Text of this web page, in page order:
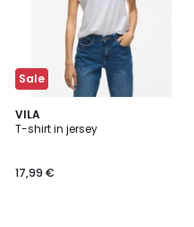
Sale
VILA
T-shirt in jersey
17,99 €
4,7
/ 5
4
Kleuren